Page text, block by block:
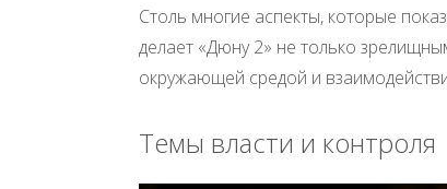
Столь многие аспекты, которые
делает «Дюну 2» не только
окружающей средой и
Темы власти и контроля